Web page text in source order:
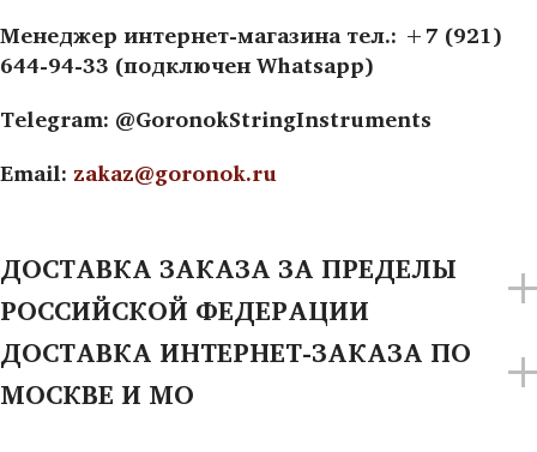
Менеджер интернет-магазина тел.: +7 (921)
644-94-33 (подключен Whatsapp)
Telegram: @GoronokStringInstruments
Email: zakaz@goronok.ru
ДОСТАВКА ЗАКАЗА ЗА ПРЕДЕЛЫ
РОССИЙСКОЙ ФЕДЕРАЦИИ
ДОСТАВКА ИНТЕРНЕТ-ЗАКАЗА ПО
МОСКВЕ И МО